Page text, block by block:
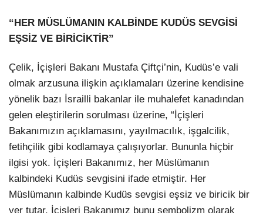
“HER MÜSLÜMANIN KALBİNDE KUDÜS SEVGİSİ
EŞSİZ VE BİRİCİKTİR”
Çelik, İçişleri Bakanı Mustafa Çiftçi’nin, Kudüs’e vali
olmak arzusuna ilişkin açıklamaları üzerine kendisine
yönelik bazı İsrailli bakanlar ile muhalefet kanadından
gelen eleştirilerin sorulması üzerine, “İçişleri
Bakanımızın açıklamasını, yayılmacılık, işgalcilik,
fetihçilik gibi kodlamaya çalışıyorlar. Bununla hiçbir
ilgisi yok. İçişleri Bakanımız, her Müslümanın
kalbindeki Kudüs sevgisini ifade etmiştir. Her
Müslümanın kalbinde Kudüs sevgisi eşsiz ve biricik bir
yer tutar. İçişleri Bakanımız bunu sembolizm olarak